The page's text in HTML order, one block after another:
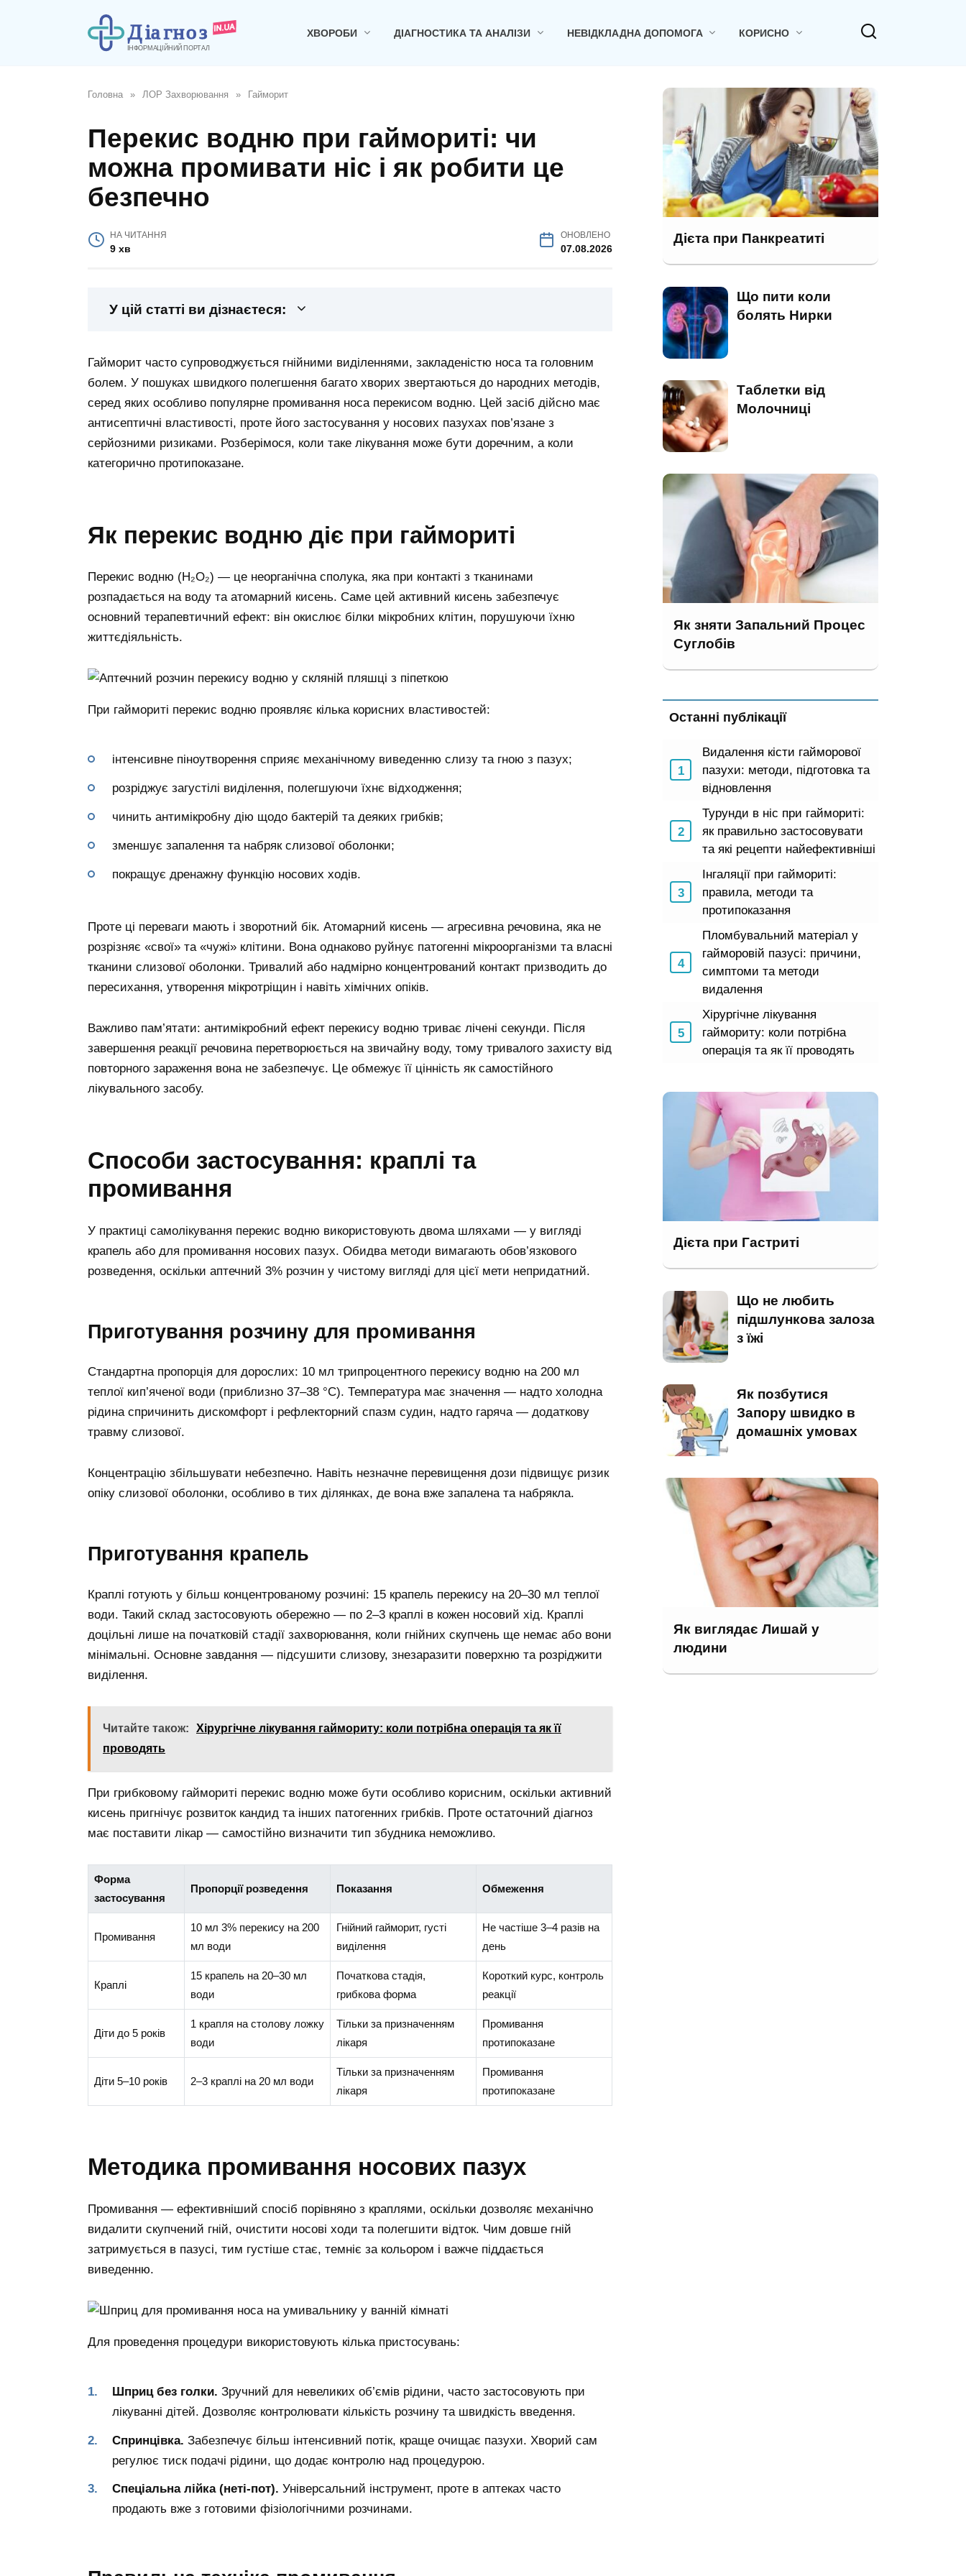
ХВОРОБИ ДІАГНОСТИКА ТА АНАЛІЗИ НЕВІДКЛАДНА ДОПОМОГА КОРИСНО
Головна » ЛОР Захворювання » Гайморит
Перекис водню при гаймориті: чи
можна промивати ніс і як робити це
безпечно
НА ЧИТАННЯ
9 хв
ОНОВЛЕНО
07.08.2026
У цій статті ви дізнаєтеся:
Гайморит часто супроводжується гнійними виділеннями, закладеністю носа та головним
болем. У пошуках швидкого полегшення багато хворих звертаються до народних методів,
серед яких особливо популярне промивання носа перекисом водню. Цей засіб дійсно має
антисептичні властивості, проте його застосування у носових пазухах пов’язане з
серйозними ризиками. Розберімося, коли таке лікування може бути доречним, а коли
категорично протипоказане.
Як перекис водню діє при гаймориті
Перекис водню (H₂O₂) — це неорганічна сполука, яка при контакті з тканинами
розпадається на воду та атомарний кисень. Саме цей активний кисень забезпечує
основний терапевтичний ефект: він окислює білки мікробних клітин, порушуючи їхню
життєдіяльність.
При гаймориті перекис водню проявляє кілька корисних властивостей:
інтенсивне піноутворення сприяє механічному виведенню слизу та гною з пазух;
розріджує загустілі виділення, полегшуючи їхнє відходження;
чинить антимікробну дію щодо бактерій та деяких грибків;
зменшує запалення та набряк слизової оболонки;
покращує дренажну функцію носових ходів.
Проте ці переваги мають і зворотний бік. Атомарний кисень — агресивна речовина, яка не
розрізняє «свої» та «чужі» клітини. Вона однаково руйнує патогенні мікроорганізми та власні
тканини слизової оболонки. Тривалий або надмірно концентрований контакт призводить до
пересихання, утворення мікротріщин і навіть хімічних опіків.
Важливо пам’ятати: антимікробний ефект перекису водню триває лічені секунди. Після
завершення реакції речовина перетворюється на звичайну воду, тому тривалого захисту від
повторного зараження вона не забезпечує. Це обмежує її цінність як самостійного
лікувального засобу.
Способи застосування: краплі та
промивання
У практиці самолікування перекис водню використовують двома шляхами — у вигляді
крапель або для промивання носових пазух. Обидва методи вимагають обов’язкового
розведення, оскільки аптечний 3% розчин у чистому вигляді для цієї мети непридатний.
Приготування розчину для промивання
Стандартна пропорція для дорослих: 10 мл трипроцентного перекису водню на 200 мл
теплої кип’яченої води (приблизно 37–38 °C). Температура має значення — надто холодна
рідина спричинить дискомфорт і рефлекторний спазм судин, надто гаряча — додаткову
травму слизової.
Концентрацію збільшувати небезпечно. Навіть незначне перевищення дози підвищує ризик
опіку слизової оболонки, особливо в тих ділянках, де вона вже запалена та набрякла.
Приготування крапель
Краплі готують у більш концентрованому розчині: 15 крапель перекису на 20–30 мл теплої
води. Такий склад застосовують обережно — по 2–3 краплі в кожен носовий хід. Краплі
доцільні лише на початковій стадії захворювання, коли гнійних скупчень ще немає або вони
мінімальні. Основне завдання — підсушити слизову, знезаразити поверхню та розріджити
виділення.
Читайте також:
Хірургічне лікування гаймориту: коли потрібна операція та як її
проводять
При грибковому гаймориті перекис водню може бути особливо корисним, оскільки активний
кисень пригнічує розвиток кандид та інших патогенних грибків. Проте остаточний діагноз
має поставити лікар — самостійно визначити тип збудника неможливо.
Форма
застосування
Пропорції розведення Показання Обмеження
Промивання
10 мл 3% перекису на 200
мл води
Гнійний гайморит, густі
виділення
Не частіше 3–4 разів на
день
Краплі
15 крапель на 20–30 мл
води
Початкова стадія,
грибкова форма
Короткий курс, контроль
реакції
Діти до 5 років
1 крапля на столову ложку
води
Тільки за призначенням
лікаря
Промивання
протипоказане
Діти 5–10 років 2–3 краплі на 20 мл води
Тільки за призначенням
лікаря
Промивання
протипоказане
Методика промивання носових пазух
Промивання — ефективніший спосіб порівняно з краплями, оскільки дозволяє механічно
видалити скупчений гній, очистити носові ходи та полегшити відток. Чим довше гній
затримується в пазусі, тим густіше стає, темніє за кольором і важче піддається
виведенню.
Для проведення процедури використовують кілька пристосувань:
Шприц без голки. Зручний для невеликих об’ємів рідини, часто застосовують при
лікуванні дітей. Дозволяє контролювати кількість розчину та швидкість введення.
Спринцівка. Забезпечує більш інтенсивний потік, краще очищає пазухи. Хворий сам
регулює тиск подачі рідини, що додає контролю над процедурою.
Спеціальна лійка (неті-пот). Універсальний інструмент, проте в аптеках часто
продають вже з готовими фізіологічними розчинами.
Дієта при Панкреатиті
Що пити коли
болять Нирки
Таблетки від
Молочниці
Як зняти Запальний Процес
Суглобів
Останні публікації
Видалення кісти гайморової
пазухи: методи, підготовка та
відновлення
Турунди в ніс при гаймориті:
як правильно застосовувати
та які рецепти найефективніші
Інгаляції при гаймориті:
правила, методи та
протипоказання
Пломбувальний матеріал у
гайморовій пазусі: причини,
симптоми та методи
видалення
Хірургічне лікування
гаймориту: коли потрібна
операція та як її проводять
Дієта при Гастриті
Що не любить
підшлункова залоза
з їжі
Як позбутися
Запору швидко в
домашніх умовах
Як виглядає Лишай у
людини